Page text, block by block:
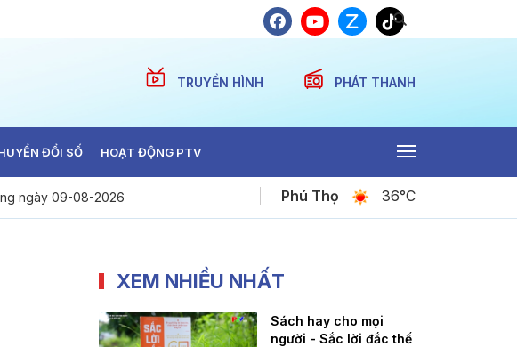
TRUYỀN HÌNH PHÁT THANH
ĐỔI SỐ HOẠT ĐỘNG PTV
ngày 09-08-2026 Bản tin quốc tế 18h45 ngày 09-08-2026
Phú Thọ 36°C
XEM NHIỀU NHẤT
Sách hay cho mọi
người - Sắc lời đắc thế